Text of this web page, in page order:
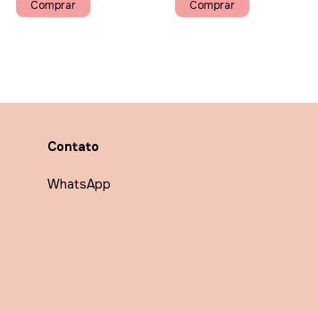
Contato
WhatsApp